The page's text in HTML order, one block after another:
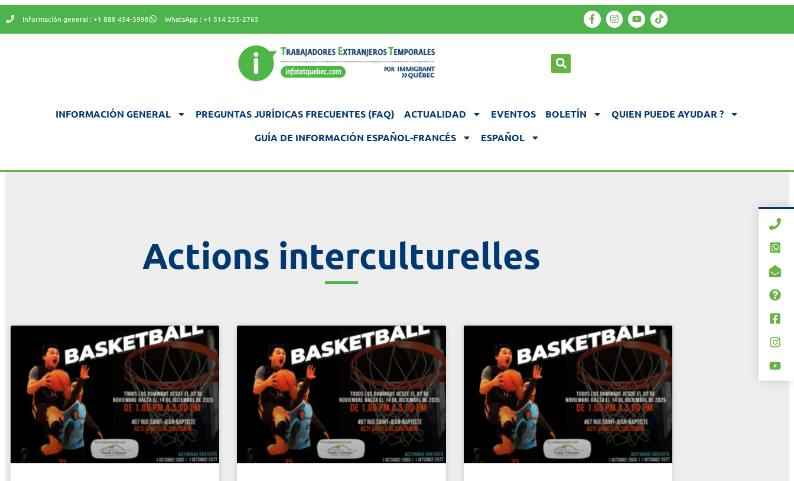
Información general : +1 888 454-3998 WhatsApp : +1 514 235-2765
INFORMACIÓN GENERAL PREGUNTAS JURÍDICAS FRECUENTES (FAQ) ACTUALIDAD EVENTOS BOLETÍN
QUIEN PUEDE AYUDAR ?
GUÍA DE INFORMACIÓN ESPAÑOL-FRANCÉS
ESPAÑOL
Actions interculturelles